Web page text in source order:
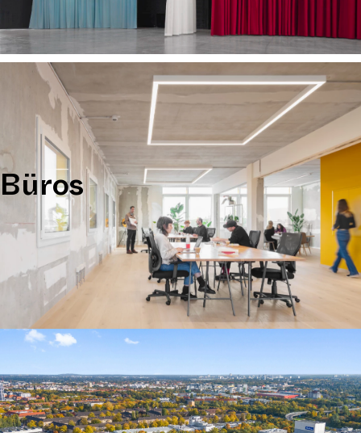
Büros
Jetzt Büroflächen mieten in Berlin-Tempelhof
und Teil einer revolutionären Gemeinschaft
werden!